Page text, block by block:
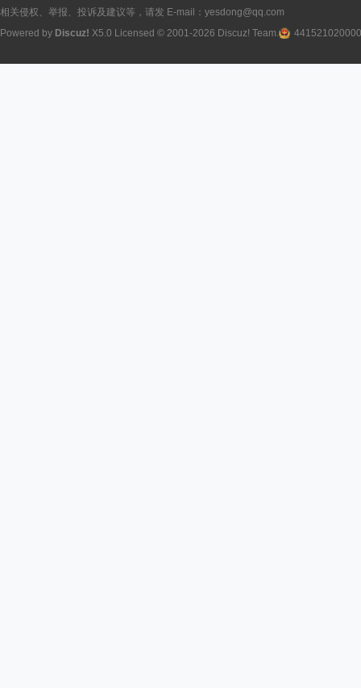
相关侵权、举报、投诉及建议等，请发 E-mail：yesdong@qq.com
Powered by Discuz! X5.0 Licensed © 2001-2026 Discuz! Team.